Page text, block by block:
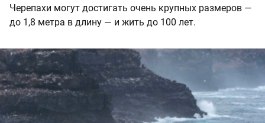
Черепахи могут достигать очень крупных размеров —
до 1,8 метра в длину — и жить до 100 лет.